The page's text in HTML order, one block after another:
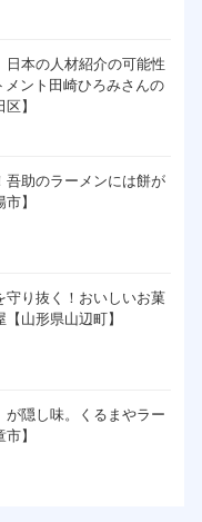
本の人材紹介の可能性
ント田崎ひろみさんの
】
吾助のラーメンには餅が
】
守り抜く！おいしいお菓
山形県山辺町】
が隠し味。くるまやラー
】